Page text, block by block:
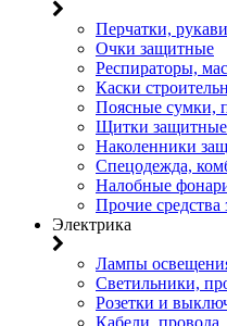
Перчатки,
Очки защитные
Респираторы,
Каски
Поясные сумки,
Щитки защитные
Наколенники
Спецодежда,
Налобные
Прочие
Электрика
Лампы
Светильники,
Розетки и
Кабели, провода